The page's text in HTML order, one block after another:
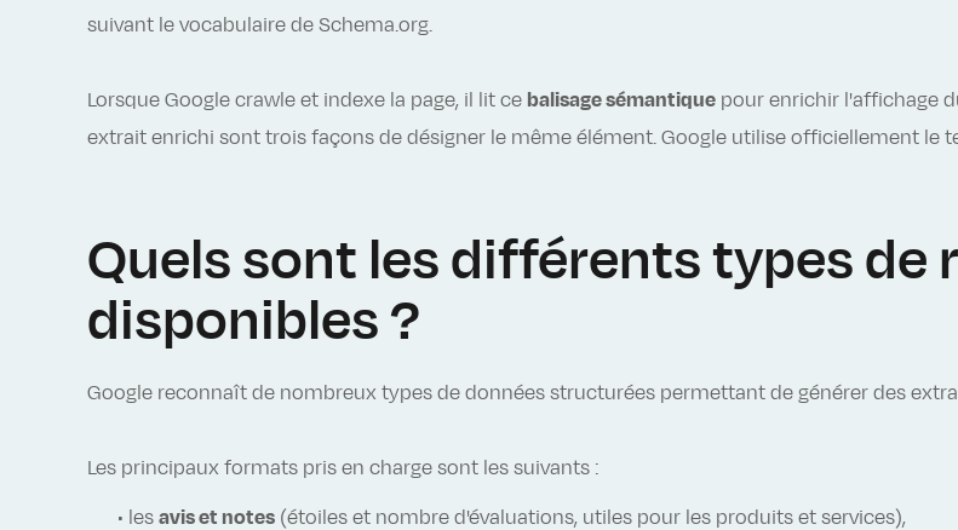
suivant le vocabulaire de Schema.org.
Lorsque Google crawle et indexe la page, il lit ce balisage sémantiquepour enrichir l'affichage
extrait enrichi sont trois façons de désigner le même élément. Google utilise officiellement
Quels sont les différents types de
disponibles ?
Google reconnaît de nombreux types de données structurées permettant de générer des
Les principaux formats pris en charge sont les suivants :
• les avis et notes(étoiles et nombre d'évaluations, utiles pour les produits et services),